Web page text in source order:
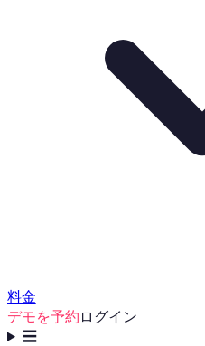
料金
デモを予約 ログイン
☰